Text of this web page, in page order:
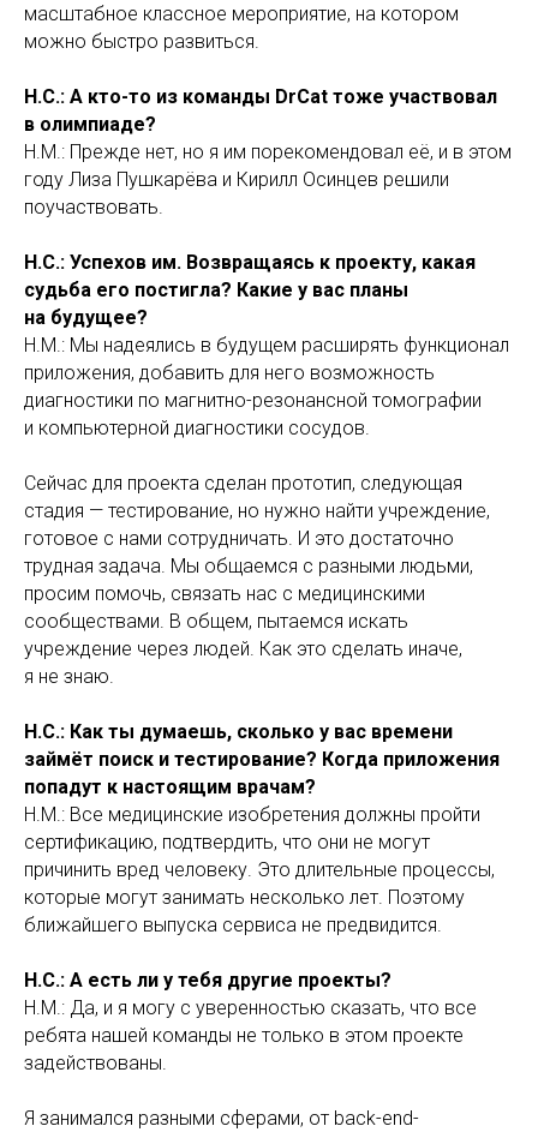
масштабное классное мероприятие, на котором
можно быстро развиться.
Н.С.: А кто-то из команды DrCat тоже участвовал
в олимпиаде?
Н.М.: Прежде нет, но я им порекомендовал её, и в этом
году Лиза Пушкарёва и Кирилл Осинцев решили
поучаствовать.
Н.С.: Успехов им. Возвращаясь к проекту, какая
судьба его постигла? Какие у вас планы
на будущее?
Н.М.: Мы надеялись в будущем расширять функционал
приложения, добавить для него возможность
диагностики по магнитно-резонансной томографии
и компьютерной диагностики сосудов.
Сейчас для проекта сделан прототип, следующая
стадия — тестирование, но нужно найти учреждение,
готовое с нами сотрудничать. И это достаточно
трудная задача. Мы общаемся с разными людьми,
просим помочь, связать нас с медицинскими
сообществами. В общем, пытаемся искать
учреждение через людей. Как это сделать иначе,
я не знаю.
Н.С.: Как ты думаешь, сколько у вас времени
займёт поиск и тестирование? Когда приложения
попадут к настоящим врачам?
Н.М.: Все медицинские изобретения должны пройти
сертификацию, подтвердить, что они не могут
причинить вред человеку. Это длительные процессы,
которые могут занимать несколько лет. Поэтому
ближайшего выпуска сервиса не предвидится.
Н.С.: А есть ли у тебя другие проекты?
Н.М.: Да, и я могу с уверенностью сказать, что все
ребята нашей команды не только в этом проекте
задействованы.
Я занимался разными сферами, от back-end-